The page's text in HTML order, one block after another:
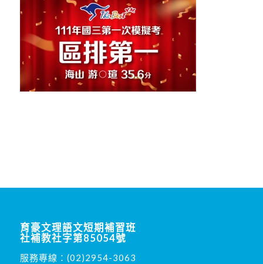
育豪文理語文短期補習班
社補教社字第85054號
服務專線： (02)2954-3063